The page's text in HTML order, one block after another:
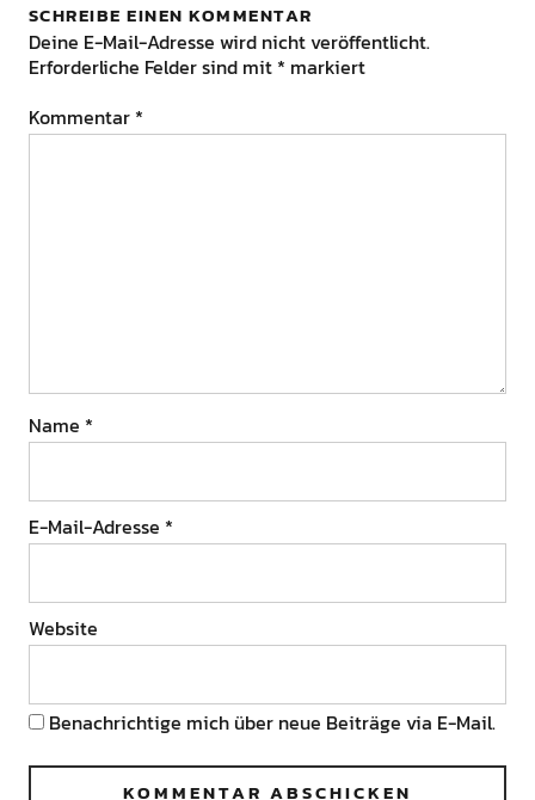
SCHREIBE EINEN KOMMENTAR
Deine E-Mail-Adresse wird nicht veröffentlicht.
Erforderliche Felder sind mit * markiert
Kommentar *
Name *
E-Mail-Adresse *
Website
Benachrichtige mich über neue Beiträge via E-Mail.